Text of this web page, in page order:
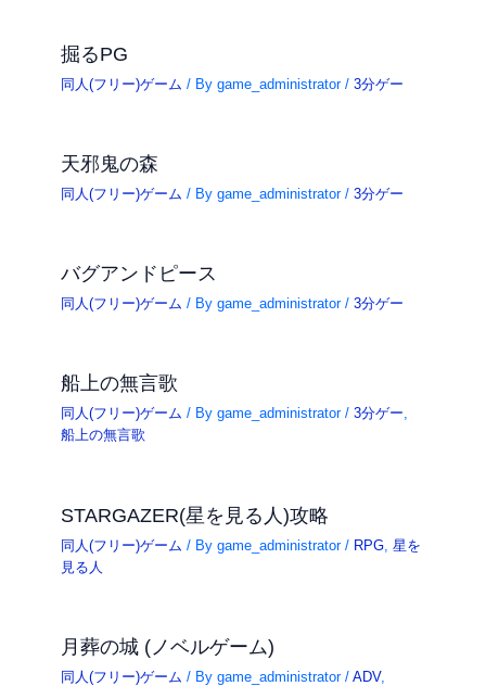
掘るPG
同人(フリー)ゲーム / Bygame_administrator/3分ゲー
天邪鬼の森
同人(フリー)ゲーム / Bygame_administrator/3分ゲー
バグアンドピース
同人(フリー)ゲーム / Bygame_administrator/3分ゲー
船上の無言歌
同人(フリー)ゲーム / Bygame_administrator/3分ゲー,
船上の無言歌
STARGAZER(星を見る人)攻略
同人(フリー)ゲーム / Bygame_administrator/ RPG ,星を
見る人
月葬の城 (ノベルゲーム)
同人(フリー)ゲーム / Bygame_administrator/ADV,